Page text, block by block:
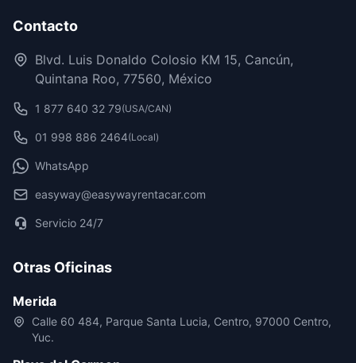
Contacto
Blvd. Luis Donaldo Colosio KM 15, Cancún,
Quintana Roo, 77560, México
1 877 640 32 79(USA/CAN)
01 998 886 2464(Local)
WhatsApp
easyway@easywayrentacar.com
Servicio 24/7
Otras Oficinas
Merida
Calle 60 484, Parque Santa Lucia, Centro, 97000 Centro,
Yuc.